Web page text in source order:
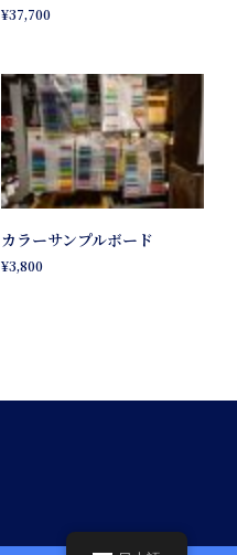
¥37,700
カラーサンプルボード
¥3,800